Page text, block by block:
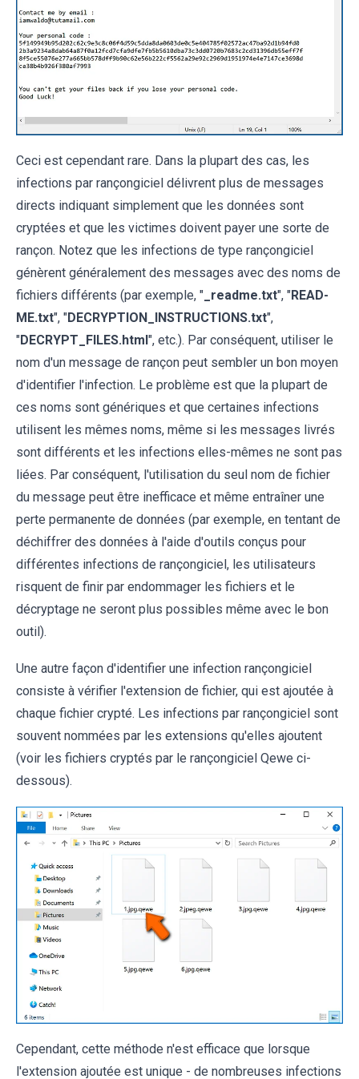
Ceci est cependant rare. Dans la plupart des cas, les
infections par rançongiciel délivrent plus de messages
directs indiquant simplement que les données sont
cryptées et que les victimes doivent payer une sorte de
rançon. Notez que les infections de type rançongiciel
génèrent généralement des messages avec des noms de
fichiers différents (par exemple, " _readme.txt", "READ-
ME.txt", "DECRYPTION_INSTRUCTIONS.txt",
"DECRYPT_FILES.html", etc.). Par conséquent, utiliser le
nom d'un message de rançon peut sembler un bon moyen
d'identifier l'infection. Le problème est que la plupart de
ces noms sont génériques et que certaines infections
utilisent les mêmes noms, même si les messages livrés
sont différents et les infections elles-mêmes ne sont pas
liées. Par conséquent, l'utilisation du seul nom de fichier
du message peut être inefficace et même entraîner une
perte permanente de données (par exemple, en tentant de
déchiffrer des données à l'aide d'outils conçus pour
différentes infections de rançongiciel, les utilisateurs
risquent de finir par endommager les fichiers et le
décryptage ne seront plus possibles même avec le bon
outil).
Une autre façon d'identifier une infection rançongiciel
consiste à vérifier l'extension de fichier, qui est ajoutée à
chaque fichier crypté. Les infections par rançongiciel sont
souvent nommées par les extensions qu'elles ajoutent
(voir les fichiers cryptés par le rançongiciel Qewe ci-
dessous).
Cependant, cette méthode n'est efficace que lorsque
l'extension ajoutée est unique - de nombreuses infections